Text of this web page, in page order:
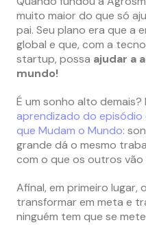
muito maior do que só
pai. Seu plano era que a
global e que, com a
startup, possa ajudar a
mundo!
É um sonho alto demais?
aprendizado do episódio
que Mudam o Mundo:
grande dá o mesmo
com o que os outros vão
Afinal, em primeiro lugar,
transformar em meta e
ninguém tem que se